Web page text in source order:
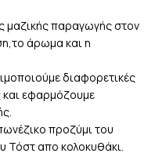
μαζικής παραγωγής στον
άρωμα και η
διαφορετικές
εφαρμόζουμε
προζύμι του
Τόστ απο κολοκυθάκι.